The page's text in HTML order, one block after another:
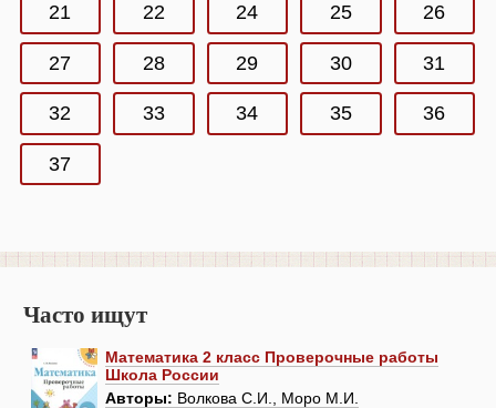
21 22 24 25 26
27 28 29 30 31
32 33 34 35 36
37
Часто ищут
Математика 2 класс Проверочные работы
Школа России
Авторы: Волкова С.И., Моро М.И.